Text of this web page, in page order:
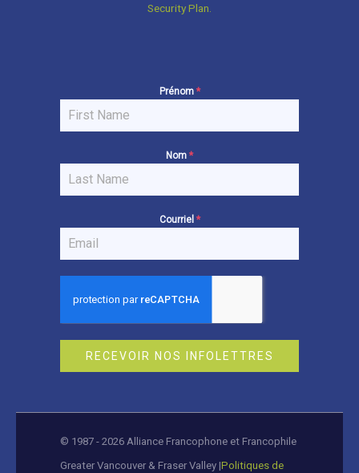
Security Plan.
Prénom *
Nom *
Courriel *
RECEVOIR NOS INFOLETTRES
© 1987 - 2026 Alliance Francophone et Francophile
Greater Vancouver & Fraser Valley |Politiques de